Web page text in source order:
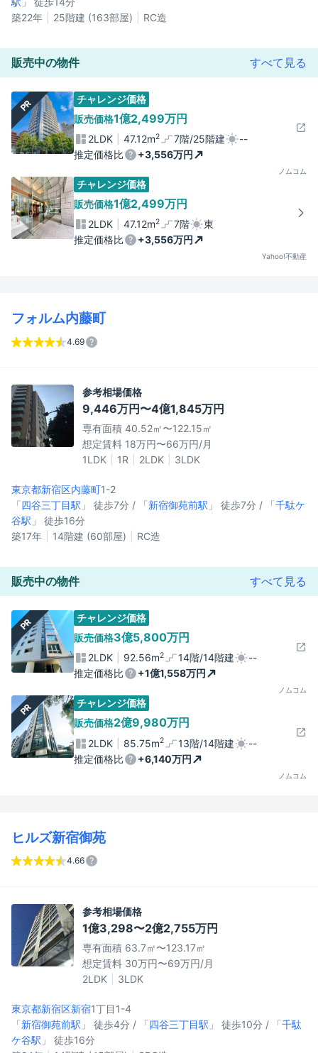
築22年
25階建 (163部屋) RC造
販売中の物件 すべて見る
PR
チャレンジ価格
販売価格1億2,499万円
2LDK 47.12m2 7階/25階建
--
推定価格比
+3,556万円
ノムコム
チャレンジ価格
販売価格1億2,499万円
2LDK 47.12m2 7階
東
推定価格比
+3,556万円
Yahoo!不動産
フォルム内藤町
4.69
参考相場価格
9,446万円〜4億1,845万円
専有面積 40.52㎡〜122.15㎡
想定賃料 18万円〜66万円/月
1LDK
1R 2LDK 3LDK
東京都新宿区内藤町1-2
「四谷三丁目駅 」 徒歩7分 / 「新宿御苑前駅 」 徒歩7分 / 「千駄ケ
谷駅 」 徒歩16分
築17年
14階建 (60部屋) RC造
販売中の物件 すべて見る
PR
チャレンジ価格
販売価格3億5,800万円
2LDK 92.56m2 14階/14階建
--
推定価格比
+1億1,558万円
ノムコム
PR
チャレンジ価格
販売価格2億9,980万円
2LDK 85.75m2 13階/14階建
--
推定価格比
+6,140万円
ノムコム
ヒルズ新宿御苑
4.66
参考相場価格
1億3,298〜2億2,755万円
専有面積 63.7㎡〜123.17㎡
想定賃料 30万円〜69万円/月
2LDK
3LDK
東京都新宿区新宿1丁目1-4
「新宿御苑前駅 」 徒歩4分 / 「四谷三丁目駅 」 徒歩10分 / 「千駄
ケ谷駅 」 徒歩16分